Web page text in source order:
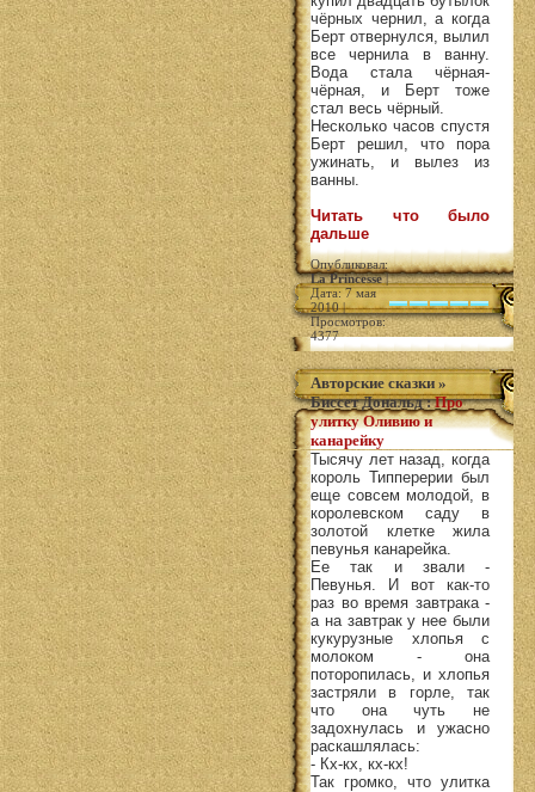
чёрных чернил, а когда
Берт отвернулся, вылил
все чернила в ванну.
Вода стала чёрная-
чёрная, и Берт тоже
стал весь чёрный.
Несколько часов спустя
Берт решил, что пора
ужинать, и вылез из
ванны.
Читать что было
дальше
Опубликовал:
La Princesse|
Дата: 7 мая
2010 |
Просмотров:
4377
Авторские сказки »
Биссет Дональд:Про
улитку Оливию и
канарейку
Тысячу лет назад, когда
король Типперерии был
еще совсем молодой, в
королевском саду в
золотой клетке жила
певунья канарейка.
Ее так и звали -
Певунья. И вот как-то
раз во время завтрака -
а на завтрак у нее были
кукурузные хлопья с
молоком - она
поторопилась, и хлопья
застряли в горле, так
что она чуть не
задохнулась и ужасно
раскашлялась:
- Кх-кх, кх-кх!
Так громко, что улитка